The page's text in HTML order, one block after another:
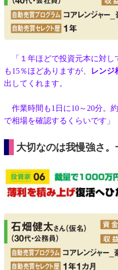
「１年ほどで投資元本に対し
も15％ほどありますが、
レンジ
出してくれます。
作業時間も1日に10～20分。
で相場を確認するくらいです」
大切なのは我慢強さ